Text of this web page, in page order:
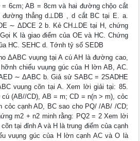
= 6cm; AB = 8cm và hai đường chộo cắt
đường thẳng d⊥DB , d cắt BC tại E. a.
∼ ΔDCE 2 b. Kẻ CH⊥DE tại H, chứng
K là giao điểm của OE và HC. Chứng
HC. SEHC d. Tớnh tỷ số SEDB
ΔABC vuụng tại A cú AH là đường cao,
chiếu vuụng gúc của H lờn AB, AC.
∼ ΔABC b. Giả sử SABC = 2SADHE
vuụng cõn tại A. Xem lời giải tại: 85.
cú (AB//CD), AB = m; CD = n(n > m), cỏc
cỏc cạnh AD, BC sao cho PQ/ /AB/ /CD;
m2 + n2 minh rằng: PQ2 = 2 Xem lời
tại đỉnh A và H là trung điểm của cạnh
vuụng gúc của H lờn cạnh AC và O là